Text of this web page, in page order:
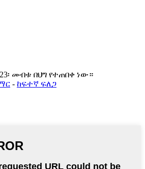
መብቱ በህግ የተጠበቀ ነው።
- ከፍተኛ ፍለጋ